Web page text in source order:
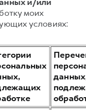
моих
условиях: